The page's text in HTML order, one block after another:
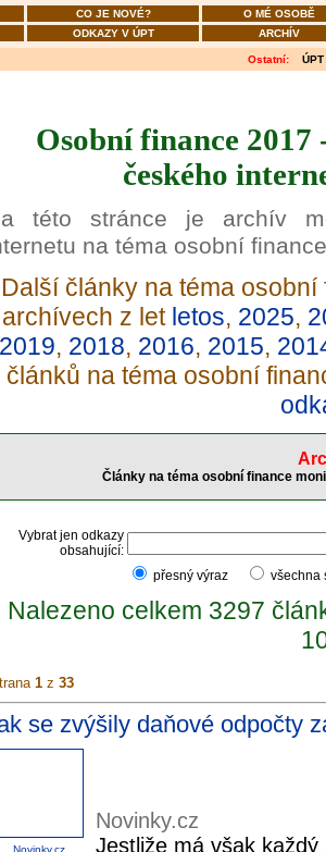
CO JE NOVÉ?
O MÉ OSOBĚ
ODKAZY V ÚPT ARCHÍV
Ostatní: ÚPT
Osobní finance
českého
této stránce je archív
na téma osobní
Další články na téma
archívech z let letos, 2025,
2019, 2018, 2016, 2015,
článků na téma osobní
Články na téma osobní finance
Vybrat jen odkazy
obsahující:
přesný výraz
Nalezeno celkem 3297
1 z 33
se zvýšily daňové odpočty
Novinky.cz
Novinky.cz
Jestliže má však